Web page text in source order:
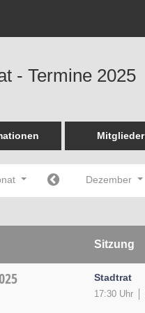
- Termine 2025
Mitglieder
Dezember
Sitzung
Stadtrat
17:30 Uhr